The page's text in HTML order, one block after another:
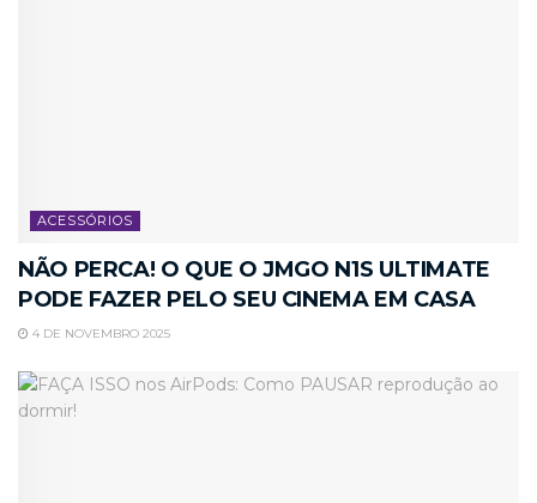
ACESSÓRIOS
NÃO PERCA! O QUE O JMGO N1S ULTIMATE
PODE FAZER PELO SEU CINEMA EM CASA
4 DE NOVEMBRO 2025